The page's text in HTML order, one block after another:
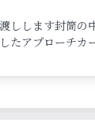
しします封筒の
たアプローチカ